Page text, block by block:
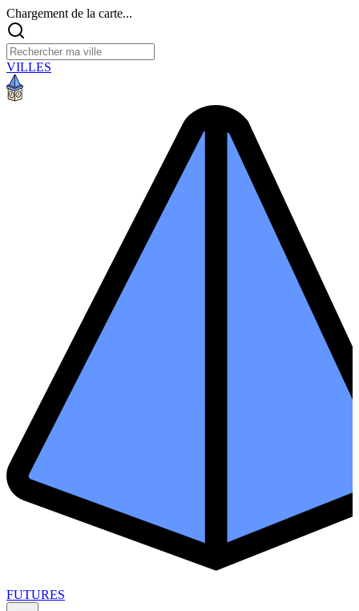
Chargement de la carte...
VILLES
FUTURES